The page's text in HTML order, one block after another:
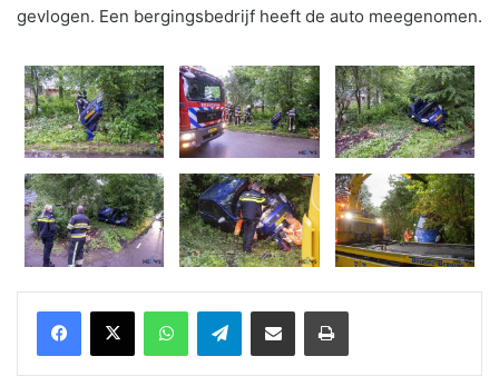
gevlogen. Een bergingsbedrijf heeft de auto meegenomen.
WhatsAppTelegramDelen via Email Print